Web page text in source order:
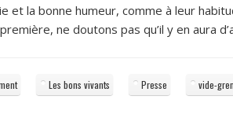
et la bonne humeur, comme à leur
ne doutons pas qu’il y en aura
Les bons vivants Presse vide-